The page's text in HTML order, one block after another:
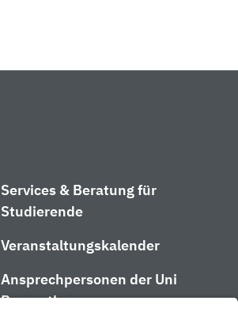
Services & Beratung für
Studierende
Veranstaltungskalender
Ansprechpersonen der Uni
Bayreuth